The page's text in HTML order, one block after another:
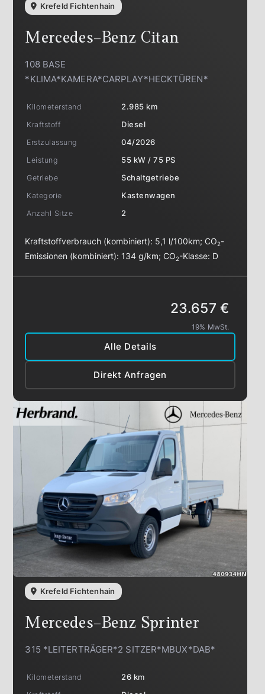
Krefeld Fichtenhain
Mercedes-Benz Citan
108 BASE
*KLIMA*KAMERA*CARPLAY*HECKTÜREN*
Kilometerstand
2.985 km
Kraftstoff
Diesel
Erstzulassung
04/2026
Leistung
55 kW / 75 PS
Getriebe
Schaltgetriebe
Kategorie
Kastenwagen
Anzahl Sitze
2
Kraftstoffverbrauch (kombiniert): 5,1 l/100km;CO2-
Emissionen (kombiniert): 134 g/km;CO2-Klasse: D
Alle Details
Direkt Anfragen
23.657 €
19% MwSt.
Krefeld Fichtenhain
Mercedes-Benz Sprinter
315 *LEITERTRÄGER*2 SITZER*MBUX*DAB*
Kilometerstand
26 km